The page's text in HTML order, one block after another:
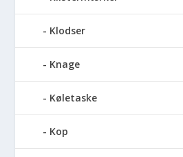
Klodser
Knage
Køletaske
Kop